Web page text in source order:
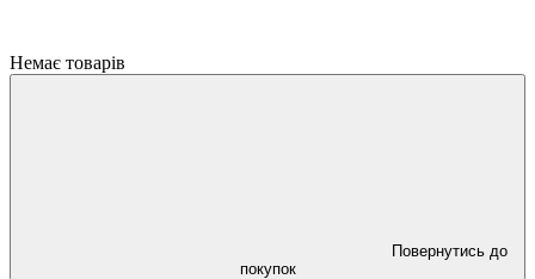
Немає товарів
Повернутись до
покупок